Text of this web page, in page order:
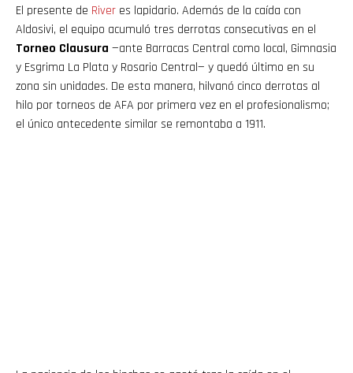
El presente de River es lapidario. Además de la caída con
Aldosivi, el equipo acumuló tres derrotas consecutivas en el
Torneo Clausura —ante Barracas Central como local, Gimnasia
y Esgrima La Plata y Rosario Central— y quedó último en su
zona sin unidades. De esta manera, hilvanó cinco derrotas al
hilo por torneos de AFA por primera vez en el profesionalismo;
el único antecedente similar se remontaba a 1911.